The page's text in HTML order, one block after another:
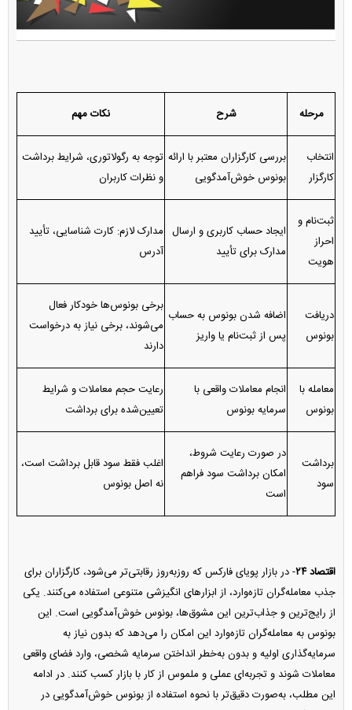
مرحله شرح نکات مهم
انتخاب
کارگزار
بررسی کارگزاران معتبر با ارائه
بونوس خوش‌آمدگویی
توجه به رگولاتوری، شرایط برداشت
و نظرات کاربران
ثبت‌نام و
احراز
هویت
ایجاد حساب کاربری و ارسال
مدارک برای تأیید
مدارک لازم: کارت شناسایی، تأیید
آدرس
دریافت
بونوس
اضافه شدن بونوس به حساب
پس از ثبت‌نام یا واریز
برخی بونوس‌ها خودکار فعال
می‌شوند، برخی نیاز به درخواست
دارند
معامله با
بونوس
انجام معاملات واقعی با
سرمایه بونوس
رعایت حجم معاملات و شرایط
تعیین‌شده برای برداشت
برداشت
سود
در صورت رعایت شروط،
امکان برداشت سود فراهم
است
اغلب فقط سود قابل برداشت است،
نه اصل بونوس
اقتصاد ۲۴
- در بازار پویای فارکس که روز‌به‌روز رقابتی‌تر می‌شود، کارگزاران برای
جذب معامله‌گران تازه‌وارد، از ابزارهای انگیزشی متنوعی استفاده می‌کنند. یکی
از رایج‌ترین و جذاب‌ترین این مشوق‌ها، بونوس خوش‌آمدگویی است. این
بونوس به معامله‌گران تازه‌وارد این امکان را می‌دهد که بدون نیاز به
سرمایه‌گذاری اولیه و بدون به‌خطر انداختن سرمایه شخصی، وارد فضای واقعی
معاملات شوند و تجربه‌ای عملی و ملموس از کار با بازار کسب کنند. در ادامه
این مطلب، به‌صورت دقیق‌تر با نحوه استفاده از بونوس خوش‌آمدگویی در